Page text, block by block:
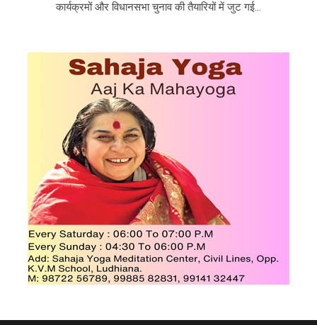
कार्यक्रमों और विधानसभा चुनाव की तैयारियों में जुट गई...